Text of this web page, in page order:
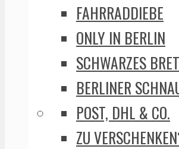
FAHRRADDIEBE
ONLY IN BERLIN
SCHWARZES
BERLINER
POST, DHL & CO.
ZU